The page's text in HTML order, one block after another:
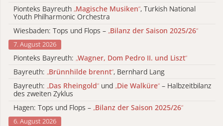
Pionteks Bayreuth „Magische Musiken“, Turkish National
Youth Philharmonic Orchestra
Wiesbaden: Tops und Flops – „Bilanz der Saison 2025/26“
7. August 2026
Pionteks Bayreuth: „Wagner, Dom Pedro II. und Liszt“
Bayreuth: „Brünnhilde brennt“, Bernhard Lang
Bayreuth: „Das Rheingold“ und „Die Walküre“ – Halbzeitbilanz
des zweiten Zyklus
Hagen: Tops und Flops – „Bilanz der Saison 2025/26“
6. August 2026